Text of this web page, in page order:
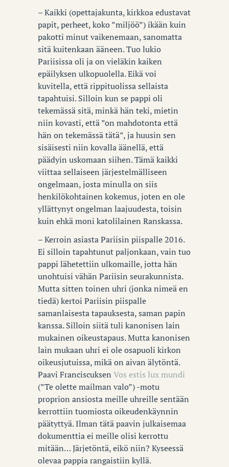
– Kaikki (opettajakunta, kirkkoa edustavat
papit, perheet, koko ”miljöö”) ikään kuin
pakotti minut vaikenemaan, sanomatta
sitä kuitenkaan ääneen. Tuo lukio
Pariisissa oli ja on vieläkin kaiken
epäilyksen ulkopuolella. Eikä voi
kuvitella, että rippituolissa sellaista
tapahtuisi. Silloin kun se pappi oli
tekemässä sitä, minkä hän teki, mietin
niin kovasti, että ”on mahdotonta että
hän on tekemässä tätä”, ja huusin sen
sisäisesti niin kovalla äänellä, että
päädyin uskomaan siihen. Tämä kaikki
viittaa sellaiseen järjestelmälliseen
ongelmaan, josta minulla on siis
henkilökohtainen kokemus, joten en ole
yllättynyt ongelman laajuudesta, toisin
kuin ehkä moni katolilainen Ranskassa.
– Kerroin asiasta Pariisin piispalle 2016.
Ei silloin tapahtunut paljonkaan, vain tuo
pappi lähetettiin ulkomaille, jotta hän
unohtuisi vähän Pariisin seurakunnista.
Mutta sitten toinen uhri (jonka nimeä en
tiedä) kertoi Pariisin piispalle
samanlaisesta tapauksesta, saman papin
kanssa. Silloin siitä tuli kanonisen lain
mukainen oikeustapaus. Mutta kanonisen
lain mukaan uhri ei ole osapuoli kirkon
oikeusjutuissa, mikä on aivan älytöntä.
Paavi Franciscuksen Vos estis lux mundi
(”Te olette mailman valo”) -motu
proprion ansiosta meille uhreille sentään
kerrottiin tuomiosta oikeudenkäynnin
päätyttyä. Ilman tätä paavin julkaisemaa
dokumenttia ei meille olisi kerrottu
mitään… Järjetöntä, eikö niin? Kyseessä
olevaa pappia rangaistiin kyllä.